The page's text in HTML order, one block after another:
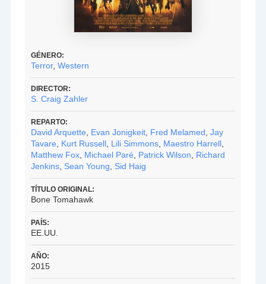
GÉNERO:
Terror,Western
DIRECTOR:
S. Craig Zahler
REPARTO:
David Arquette Evan Jonigkeit Fred Melamed ,Jay
Tavare
Kurt Russell Lili Simmons Maestro Harrell
Matthew Fox Michael Paré Patrick Wilson
Richard
Jenkins Sean Young Sid Haig
TÍTULO ORIGINAL:
Bone Tomahawk
PAÍS:
EE.UU.
AÑO:
2015